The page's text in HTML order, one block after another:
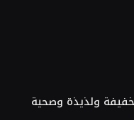
ولذيذة وصحية